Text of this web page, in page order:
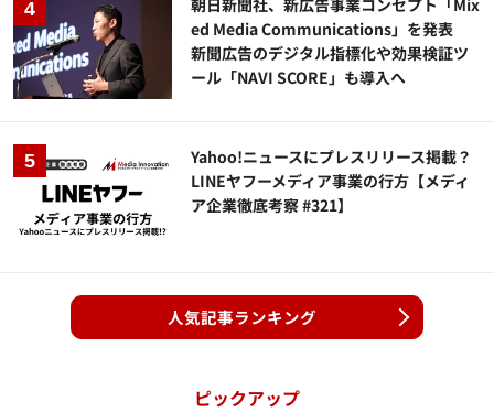
朝日新聞社、新広告事業コンセプト「Mix
ed Media Communications」を発表
新聞広告のデジタル指標化や効果検証ツ
ール「NAVI SCORE」も導入へ
Yahoo!ニュースにプレスリリース掲載？
LINEヤフーメディア事業の行方【メディ
ア企業徹底考察 #321】
人気記事ランキング
ピックアップ